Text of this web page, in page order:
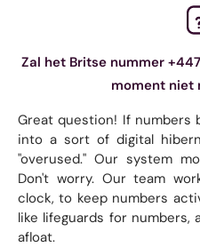
Zal het Britse nummer
moment niet
Great question! If numbers
into a sort of digital
"overused." Our system
Don't worry. Our team
clock, to keep numbers
like lifeguards for numbers,
afloat.